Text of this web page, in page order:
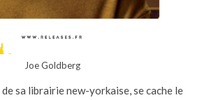
Joe Goldberg
sa librairie new-yorkaise, se cache le